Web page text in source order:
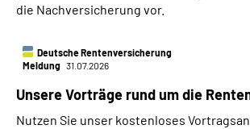
die Nachversicherung vor.
Deutsche Rentenversicherung
Meldung 31.07.2026
Unsere Vorträge rund um die
Nutzen Sie unser kostenloses